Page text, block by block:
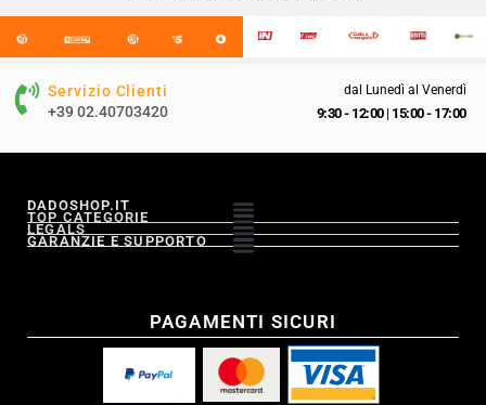
Servizio Clienti
+39 02.40703420
dal Lunedì al Venerdì
9:30 - 12:00| 15:00 - 17:00
DADOSHOP.IT
TOP CATEGORIE
LEGALS
GARANZIE E SUPPORTO
PAGAMENTI SICURI